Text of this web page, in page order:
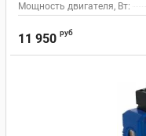
Мощность двигателя, Вт:
11 950 руб